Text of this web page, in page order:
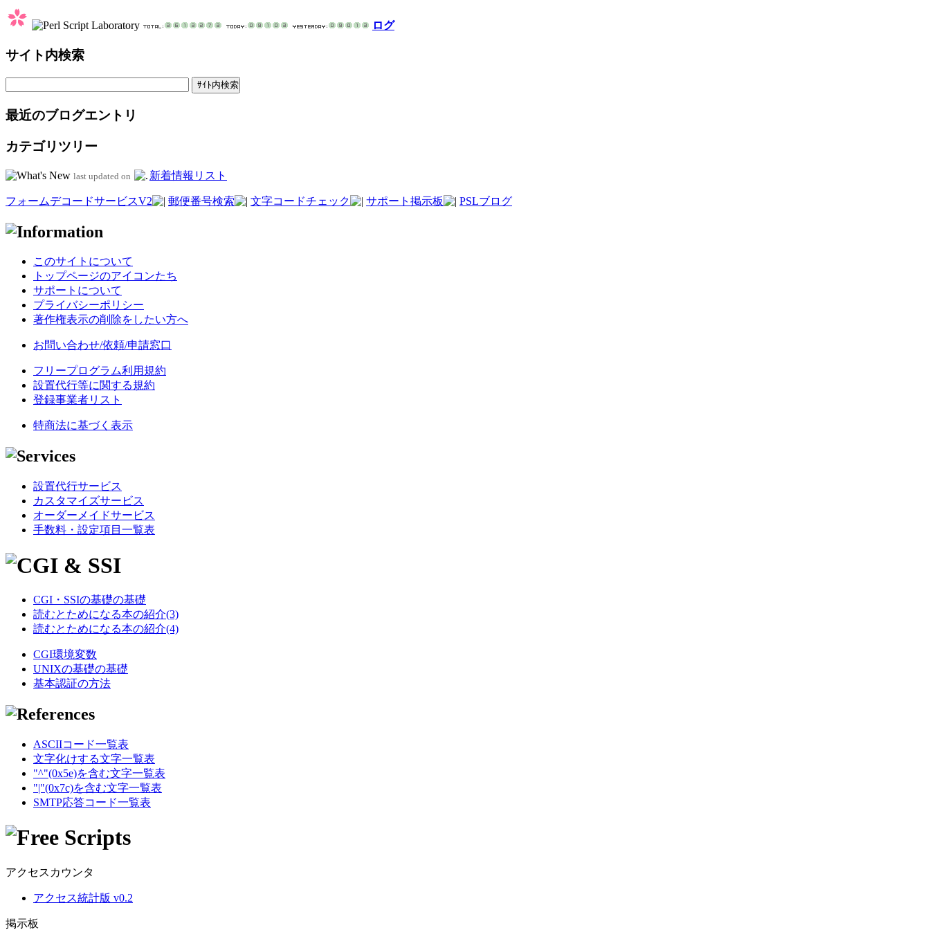
ログ
サイト内検索
最近のブログエントリ
カテゴリツリー
last updated on 新着情報リスト
フォームデコードサービスV2 郵便番号検索 文字コードチェック サポート掲示板 PSLブログ
このサイトについて
トップページのアイコンたち
サポートについて
プライバシーポリシー
著作権表示の削除をしたい方へ
お問い合わせ/依頼/申請窓口
フリープログラム利用規約
設置代行等に関する規約
登録事業者リスト
特商法に基づく表示
設置代行サービス
カスタマイズサービス
オーダーメイドサービス
手数料・設定項目一覧表
CGI・SSIの基礎の基礎
読むとためになる本の紹介(3)
読むとためになる本の紹介(4)
CGI環境変数
UNIXの基礎の基礎
基本認証の方法
ASCIIコード一覧表
文字化けする文字一覧表
"^"(0x5e)を含む文字一覧表
"|"(0x7c)を含む文字一覧表
SMTP応答コード一覧表
アクセスカウンタ
アクセス統計版 v0.2
掲示板